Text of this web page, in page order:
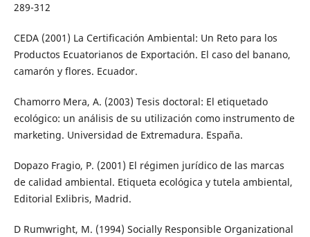
289-312
CEDA (2001) La Certificación Ambiental: Un Reto para los
Productos Ecuatorianos de Exportación. El caso del banano,
camarón y flores. Ecuador.
Chamorro Mera, A. (2003) Tesis doctoral: El etiquetado
ecológico: un análisis de su utilización como instrumento de
marketing. Universidad de Extremadura. España.
Dopazo Fragio, P. (2001) El régimen jurídico de las marcas
de calidad ambiental. Etiqueta ecológica y tutela ambiental,
Editorial Exlibris, Madrid.
D Rumwright, M. (1994) Socially Responsible Organizational